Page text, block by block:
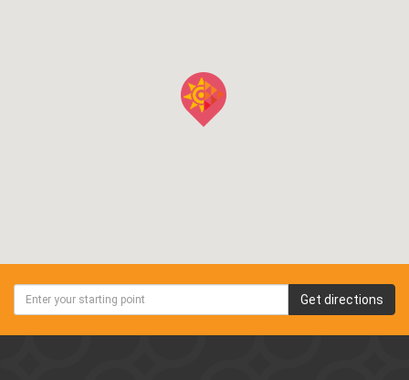
Get directions